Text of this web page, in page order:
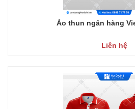
Áo thun ngân hàng
Liên hệ